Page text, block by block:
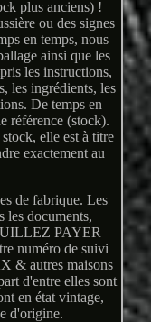
plus anciens) !
ou des signes
en temps, nous
ainsi que les
les instructions,
les ingrédients, les
De temps en
référence (stock).
elle est à titre
exactement au
de fabrique. Les
les documents,
PAYER
numéro de suivi
& autres maisons
d'entre elles sont
en état vintage,
d'origine.